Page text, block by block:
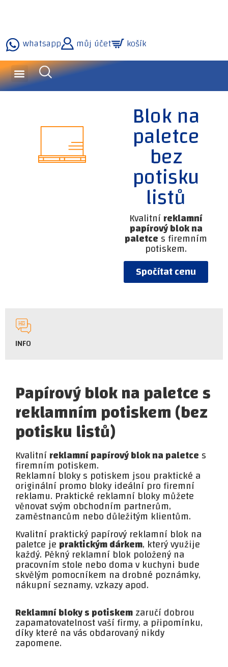
whatsapp můj účet košík
Blok na
paletce
bez
potisku
listů
Kvalitníreklamní
papírový blok na
paletce s firemním
potiskem.
Spočítat cenu
INFO
Papírový blok na paletce s
reklamním potiskem (bez
potisku listů)
Kvalitníreklamní papírový blok na paletce s
firemním potiskem.
Reklamní bloky s potiskem jsou praktické a
originální promo bloky ideální pro firemní
reklamu. Praktické reklamní bloky můžete
věnovat svým obchodním partnerům,
zaměstnancům nebo důležitým klientům.
Kvalitní praktický papírový reklamní blok na
paletce je praktickým dárkem, který využije
každý. Pěkný reklamní blok položený na
pracovním stole nebo doma v kuchyni bude
skvělým pomocníkem na drobné poznámky,
nákupní seznamy, vzkazy apod.
Reklamní bloky s potiskemzaručí dobrou
zapamatovatelnost vaší firmy, a připomínku,
díky které na vás obdarovaný nikdy
zapomene.